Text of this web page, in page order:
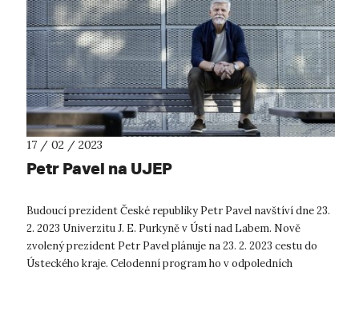
17 / 02 / 2023
Petr Pavel na UJEP
Budoucí prezident České republiky Petr Pavel navštíví dne 23.
2. 2023 Univerzitu J. E. Purkyně v Ústí nad Labem. Nově
zvolený prezident Petr Pavel plánuje na 23. 2. 2023 cestu do
Ústeckého kraje. Celodenní program ho v odpoledních